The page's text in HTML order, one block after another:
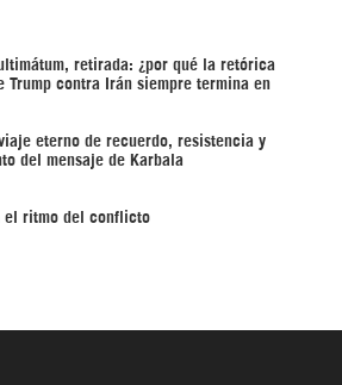
retirada: ¿por qué la retórica
Trump contra Irán siempre termina en
eterno de recuerdo, resistencia y
del mensaje de Karbala
el ritmo del conflicto